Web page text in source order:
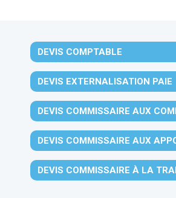
DEVIS COMPTABLE
DEVIS EXTERNALISATION PAIE
DEVIS COMMISSAIRE AUX
DEVIS COMMISSAIRE AUX
DEVIS COMMISSAIRE À LA